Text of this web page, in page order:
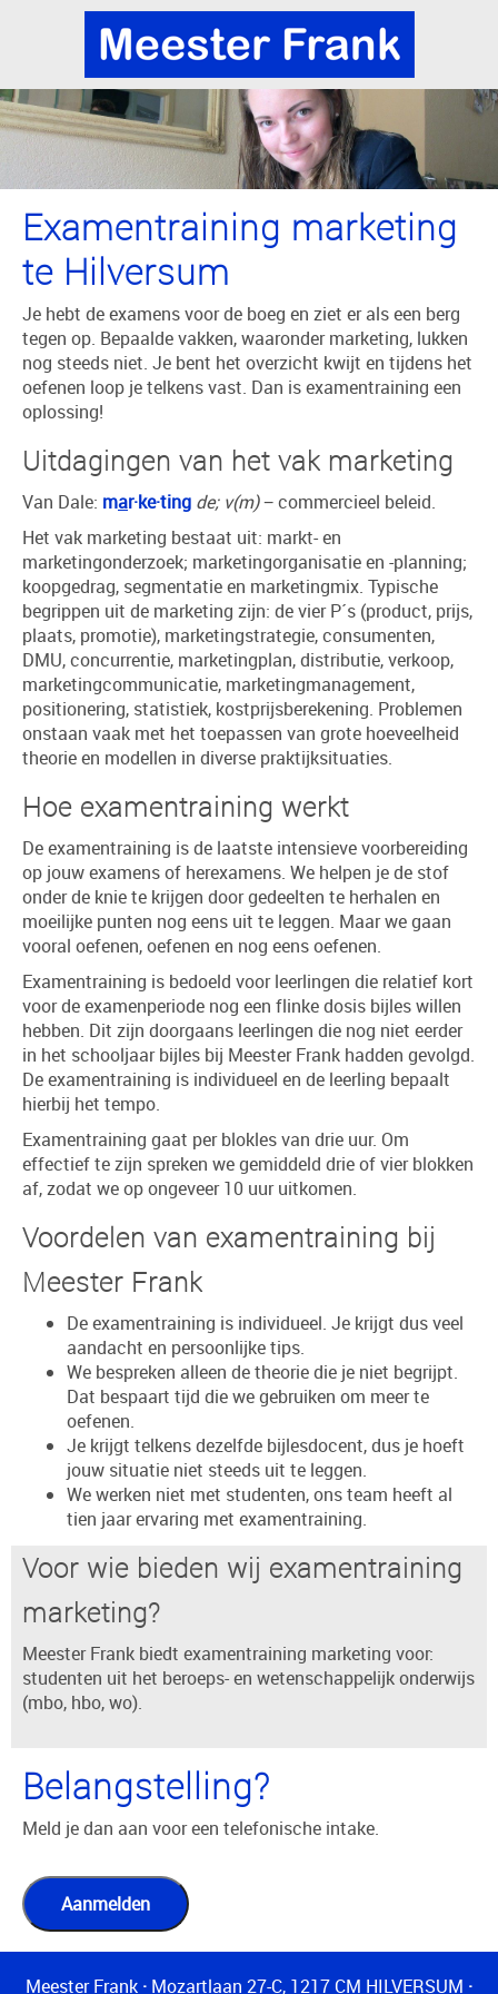
Examentraining marketing
te Hilversum
Je hebt de examens voor de boeg en ziet er als een berg
tegen op. Bepaalde vakken, waaronder marketing, lukken
nog steeds niet. Je bent het overzicht kwijt en tijdens het
oefenen loop je telkens vast. Dan is examentraining een
oplossing!
Uitdagingen van het vak marketing
Van Dale: mar·ke·ting de; v(m)− commercieel beleid.
Het vak marketing bestaat uit: markt- en
marketingonderzoek; marketingorganisatie en -planning;
koopgedrag, segmentatie en marketingmix. Typische
begrippen uit de marketing zijn: de vier P´s (product, prijs,
plaats, promotie), marketingstrategie, consumenten,
DMU, concurrentie, marketingplan, distributie, verkoop,
marketingcommunicatie, marketingmanagement,
positionering, statistiek, kostprijsberekening. Problemen
onstaan vaak met het toepassen van grote hoeveelheid
theorie en modellen in diverse praktijksituaties.
Hoe examentraining werkt
De examentraining is de laatste intensieve voorbereiding
op jouw examens of herexamens. We helpen je de stof
onder de knie te krijgen door gedeelten te herhalen en
moeilijke punten nog eens uit te leggen. Maar we gaan
vooral oefenen, oefenen en nog eens oefenen.
Examentraining is bedoeld voor leerlingen die relatief kort
voor de examenperiode nog een flinke dosis bijles willen
hebben. Dit zijn doorgaans leerlingen die nog niet eerder
in het schooljaar bijles bij Meester Frank hadden gevolgd.
De examentraining is individueel en de leerling bepaalt
hierbij het tempo.
Examentraining gaat per blokles van drie uur. Om
effectief te zijn spreken we gemiddeld drie of vier blokken
af, zodat we op ongeveer 10 uur uitkomen.
Voordelen van examentraining bij
Meester Frank
De examentraining is individueel. Je krijgt dus veel
aandacht en persoonlijke tips.
We bespreken alleen de theorie die je niet begrijpt.
Dat bespaart tijd die we gebruiken om meer te
oefenen.
Je krijgt telkens dezelfde bijlesdocent, dus je hoeft
jouw situatie niet steeds uit te leggen.
We werken niet met studenten, ons team heeft al
tien jaar ervaring met examentraining.
Voor wie bieden wij examentraining
marketing?
Meester Frank biedt examentraining marketing voor:
studenten uit het beroeps- en wetenschappelijk onderwijs
(mbo, hbo, wo).
Belangstelling?
Meld je dan aan voor een telefonische intake.
Meester Frank · Mozartlaan 27-C, 1217 CM HILVERSUM ·